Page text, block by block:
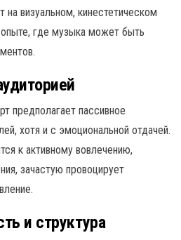
на визуальном, кинестетическом
где музыка может быть
предполагает пассивное
хотя и с эмоциональной отдачей.
к активному вовлечению,
зачастую провоцирует
и структура